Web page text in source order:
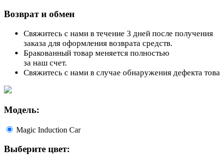
Возврат и обмен
Свяжитесь с нами в течение 3 дней после получения
заказа для оформления возврата средств.
Бракованный товар меняется полностью
за наш счет.
Свяжитесь с нами в случае обнаружения дефекта
Модель:
Magic Induction Car
Выберите цвет: